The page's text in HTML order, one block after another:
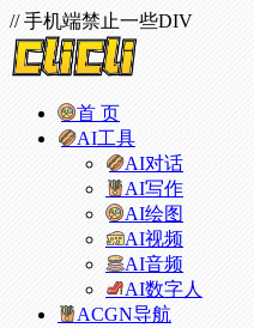
// 手机端禁止一些DIV
首 页
AI工具
AI对话
AI写作
AI绘图
AI视频
AI音频
AI数字人
ACGN导航